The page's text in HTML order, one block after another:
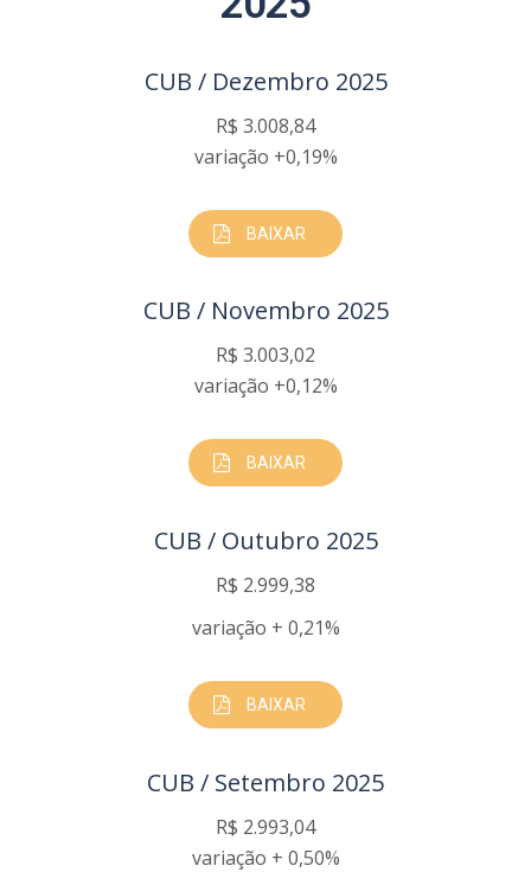
CUB / Dezembro 2025
R$ 3.008,84
variação +0,19%
BAIXAR
CUB / Novembro 2025
R$ 3.003,02
variação +0,12%
BAIXAR
CUB / Outubro 2025
R$ 2.999,38
variação + 0,21%
BAIXAR
CUB / Setembro 2025
R$ 2.993,04
variação + 0,50%